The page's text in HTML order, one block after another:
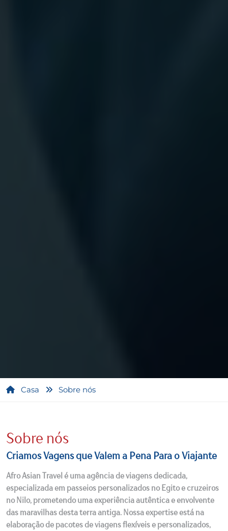
Casa Sobre nós
Sobre nós
Criamos Vagens que Valem a Pena Para o Viajante
Afro Asian Travel é uma agência de viagens dedicada,
especializada em passeios personalizados no Egito e cruzeiros
no Nilo, prometendo uma experiência autêntica e envolvente
das maravilhas desta terra antiga. Nossa expertise está na
elaboração de pacotes de viagens flexíveis e personalizados,